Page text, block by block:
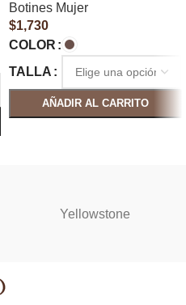
Botines Mujer
$1,730
COLOR
TALLA
AÑADIR AL CARRITO
Yellowstone